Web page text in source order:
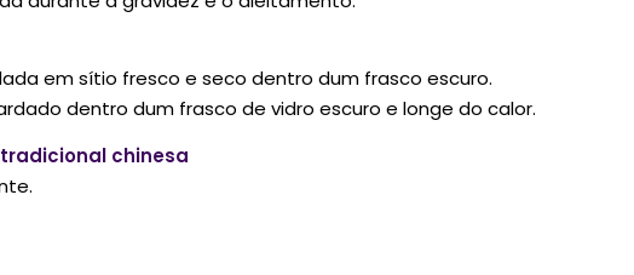
em sítio fresco e seco dentro dum frasco escuro.
dentro dum frasco de vidro escuro e longe do calor.
chinesa